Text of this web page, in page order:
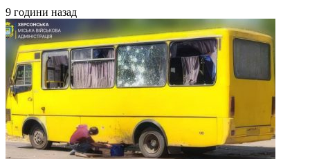
9 години назад